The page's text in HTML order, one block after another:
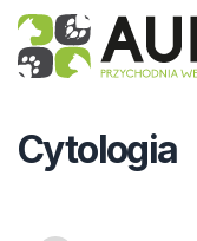
HomeAURA –
Blog
Cytologia